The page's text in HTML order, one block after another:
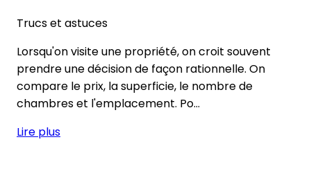
Trucs et astuces
Lorsqu'on visite une propriété, on croit souvent
prendre une décision de façon rationnelle. On
compare le prix, la superficie, le nombre de
chambres et l'emplacement. Po...
Lire plus